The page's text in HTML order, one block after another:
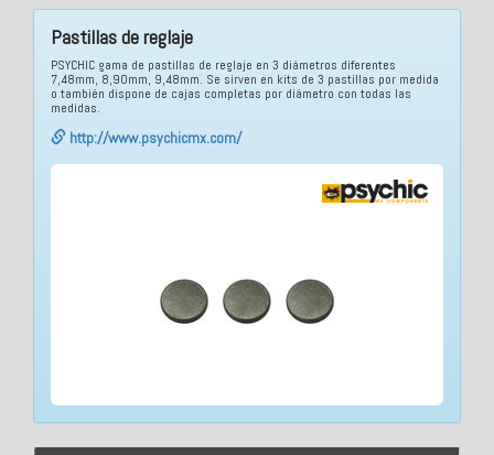
Pastillas de reglaje
PSYCHIC gama de pastillas de reglaje en 3 diámetros diferentes
7,48mm, 8,90mm, 9,48mm. Se sirven en kits de 3 pastillas por medida
o también dispone de cajas completas por diámetro con todas las
medidas.
http://www.psychicmx.com/